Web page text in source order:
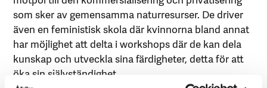
som sker av gemensamma naturresurser. De driver
även en feministisk skola där kvinnorna bland annat
har möjlighet att delta i workshops där de kan dela
kunskap och utveckla sina färdigheter, detta för att
öka sin självständighet.